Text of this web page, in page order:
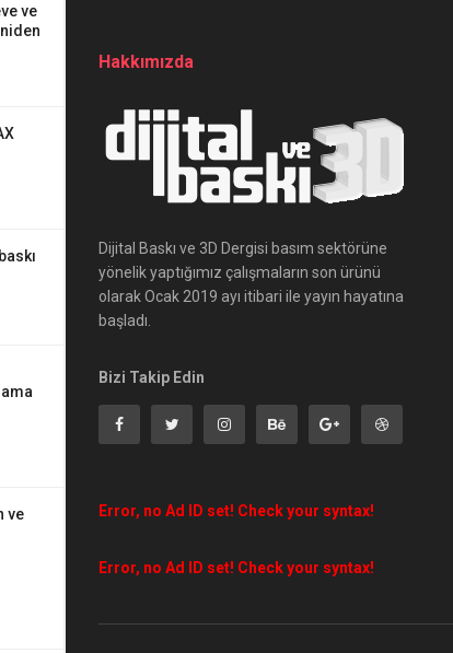
ve
ve
Hakkımızda
Dijital Baskı ve 3D Dergisi basım sektörüne
yönelik yaptığımız çalışmaların son ürünü
olarak Ocak 2019 ayı itibari ile yayın hayatına
başladı.
Bizi Takip Edin
Error, no Ad ID set! Check your syntax!
Error, no Ad ID set! Check your syntax!